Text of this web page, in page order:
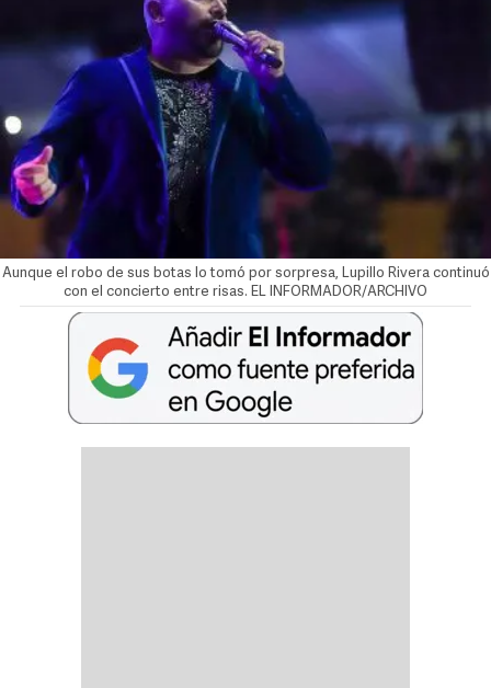
Aunque el robo de sus botas lo tomó por sorpresa, Lupillo Rivera continuó
con el concierto entre risas. EL INFORMADOR/ARCHIVO